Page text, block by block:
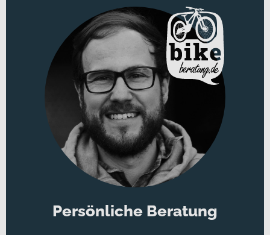
Persönliche Beratung